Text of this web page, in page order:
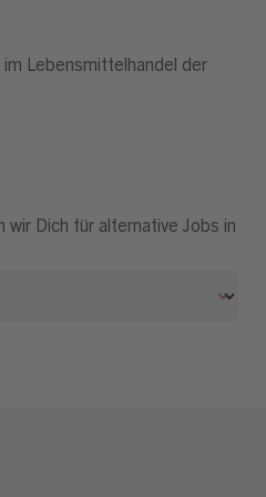
Lebensmittelhandel der
wir Dich für alternative Jobs in